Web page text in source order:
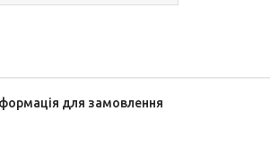
для замовлення